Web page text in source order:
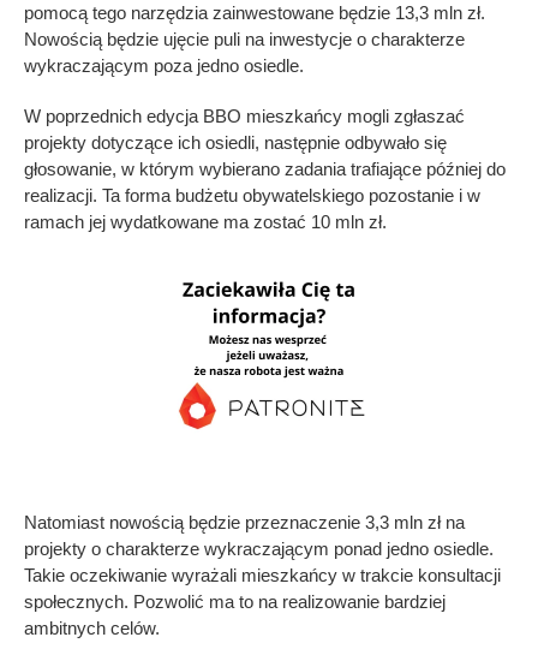
pomocą tego narzędzia zainwestowane będzie 13,3 mln zł.
Nowością będzie ujęcie puli na inwestycje o charakterze
wykraczającym poza jedno osiedle.
W poprzednich edycja BBO mieszkańcy mogli zgłaszać
projekty dotyczące ich osiedli, następnie odbywało się
głosowanie, w którym wybierano zadania trafiające później do
realizacji. Ta forma budżetu obywatelskiego pozostanie i w
ramach jej wydatkowane ma zostać 10 mln zł.
Natomiast nowością będzie przeznaczenie 3,3 mln zł na
projekty o charakterze wykraczającym ponad jedno osiedle.
Takie oczekiwanie wyrażali mieszkańcy w trakcie konsultacji
społecznych. Pozwolić ma to na realizowanie bardziej
ambitnych celów.